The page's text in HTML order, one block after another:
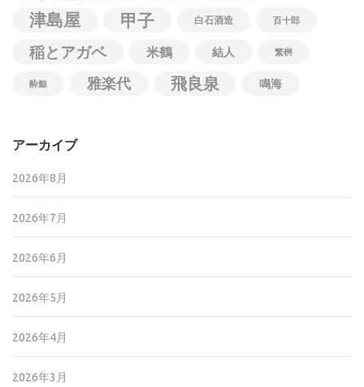
津島屋 甲子 白石酒造 百十郎
稲とアガベ 米鶴 結人 繁桝
酔鯨 雅楽代 飛良泉 鳴海
アーカイブ
2026年8月
2026年7月
2026年6月
2026年5月
2026年4月
2026年3月